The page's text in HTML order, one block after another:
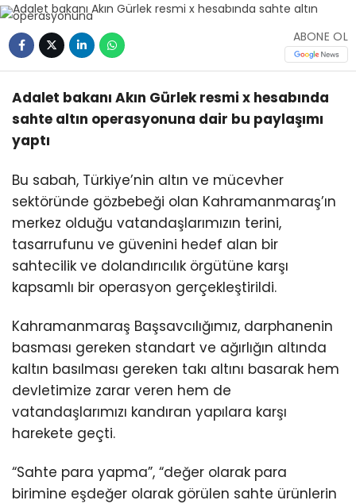
ABONE OL
Adalet bakanı Akın Gürlek resmi x hesabında
sahte altın operasyonuna dair bu paylaşımı
yaptı
Bu sabah, Türkiye’nin altın ve mücevher
sektöründe gözbebeği olan Kahramanmaraş’ın
merkez olduğu vatandaşlarımızın terini,
tasarrufunu ve güvenini hedef alan bir
sahtecilik ve dolandırıcılık örgütüne karşı
kapsamlı bir operasyon gerçekleştirildi.
Kahramanmaraş Başsavcılığımız, darphanenin
basması gereken standart ve ağırlığın altında
kaltın basılması gereken takı altını basarak hem
devletimize zarar veren hem de
vatandaşlarımızı kandıran yapılara karşı
harekete geçti.
“Sahte para yapma”, “değer olarak para
birimine eşdeğer olarak görülen sahte ürünlerin